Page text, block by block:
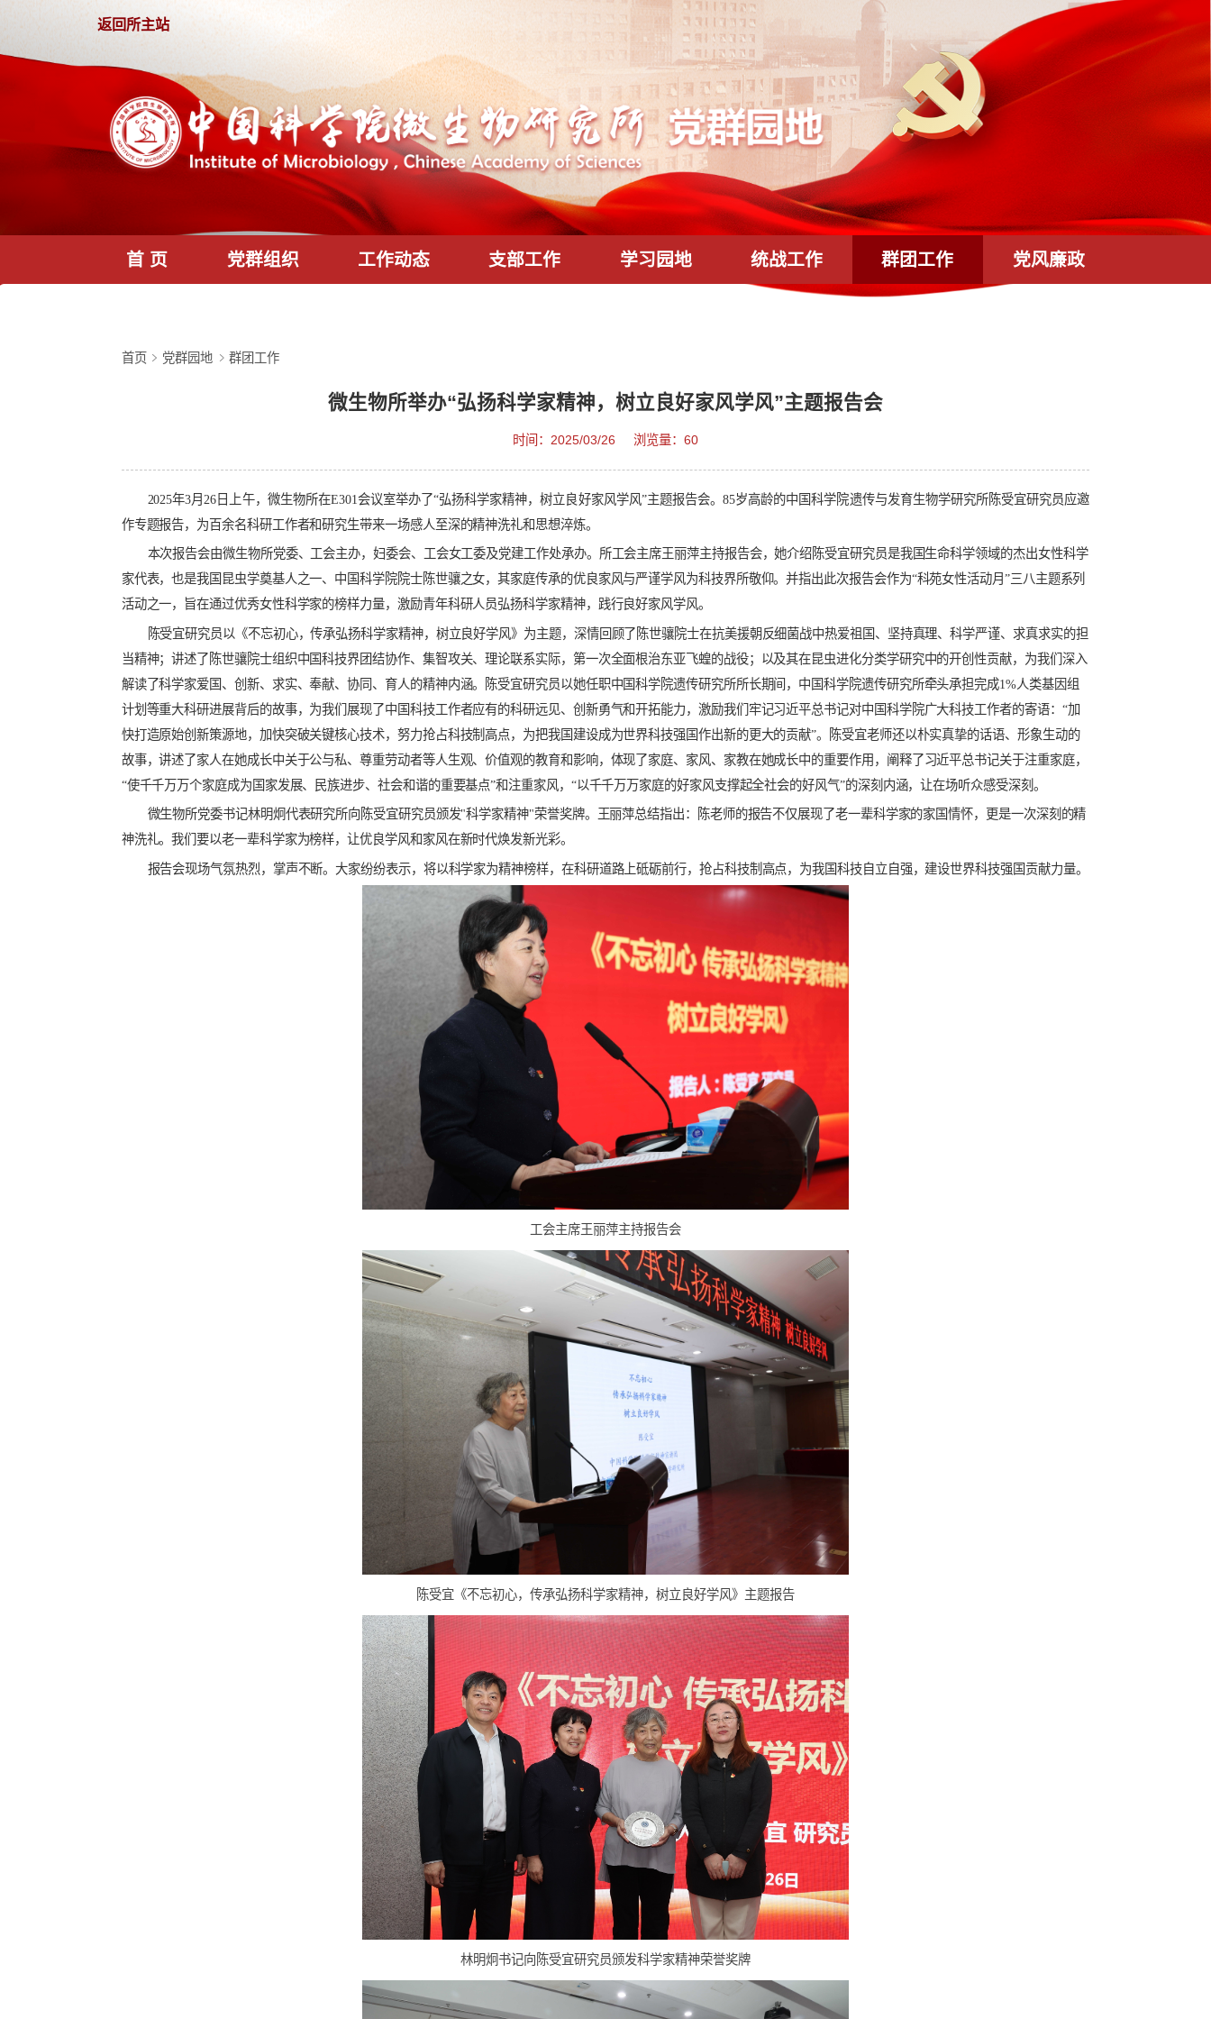
返回所主站
首 页 党群组织 工作动态 支部工作 学习园地 统战工作 群团工作 党风廉政
微生物所举办“弘扬科学家精神，树立良好家风学风”主题报告会
时间：2025/03/26 浏览量：60
2025年3月26日上午，微生物所在E301会议室举办了“弘扬科学家精神，树立良好家风学风”主题报告会。85岁高龄的中国科学院遗传与发育生物学研究所陈受宜研究员应邀
作专题报告，为百余名科研工作者和研究生带来一场感人至深的精神洗礼和思想淬炼。
本次报告会由微生物所党委、工会主办，妇委会、工会女工委及党建工作处承办。所工会主席王丽萍主持报告会，她介绍陈受宜研究员是我国生命科学领域的杰出女性科学
家代表，也是我国昆虫学奠基人之一、中国科学院院士陈世骧之女，其家庭传承的优良家风与严谨学风为科技界所敬仰。并指出此次报告会作为“科苑女性活动月”三八主题系列
活动之一，旨在通过优秀女性科学家的榜样力量，激励青年科研人员弘扬科学家精神，践行良好家风学风。
陈受宜研究员以《不忘初心，传承弘扬科学家精神，树立良好学风》为主题，深情回顾了陈世骧院士在抗美援朝反细菌战中热爱祖国、坚持真理、科学严谨、求真求实的担
当精神；讲述了陈世骧院士组织中国科技界团结协作、集智攻关、理论联系实际，第一次全面根治东亚飞蝗的战役；以及其在昆虫进化分类学研究中的开创性贡献，为我们深入
解读了科学家爱国、创新、求实、奉献、协同、育人的精神内涵。陈受宜研究员以她任职中国科学院遗传研究所所长期间，中国科学院遗传研究所牵头承担完成1%人类基因组
计划等重大科研进展背后的故事，为我们展现了中国科技工作者应有的科研远见、创新勇气和开拓能力，激励我们牢记习近平总书记对中国科学院广大科技工作者的寄语：“加
快打造原始创新策源地，加快突破关键核心技术，努力抢占科技制高点，为把我国建设成为世界科技强国作出新的更大的贡献”。陈受宜老师还以朴实真挚的话语、形象生动的
故事，讲述了家人在她成长中关于公与私、尊重劳动者等人生观、价值观的教育和影响，体现了家庭、家风、家教在她成长中的重要作用，阐释了习近平总书记关于注重家庭，
“使千千万万个家庭成为国家发展、民族进步、社会和谐的重要基点”和注重家风，“以千千万万家庭的好家风支撑起全社会的好风气”的深刻内涵，让在场听众感受深刻。
微生物所党委书记林明炯代表研究所向陈受宜研究员颁发"科学家精神"荣誉奖牌。王丽萍总结指出：陈老师的报告不仅展现了老一辈科学家的家国情怀，更是一次深刻的精
神洗礼。我们要以老一辈科学家为榜样，让优良学风和家风在新时代焕发新光彩。
报告会现场气氛热烈，掌声不断。大家纷纷表示，将以科学家为精神榜样，在科研道路上砥砺前行，抢占科技制高点，为我国科技自立自强，建设世界科技强国贡献力量。
工会主席王丽萍主持报告会
陈受宜《不忘初心，传承弘扬科学家精神，树立良好学风》主题报告